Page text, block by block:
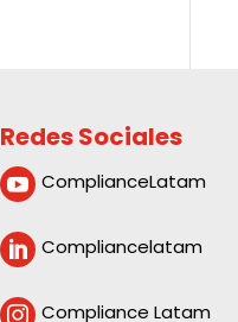
Redes Sociales
 ComplianceLatam
 Compliancelatam
 Compliance Latam